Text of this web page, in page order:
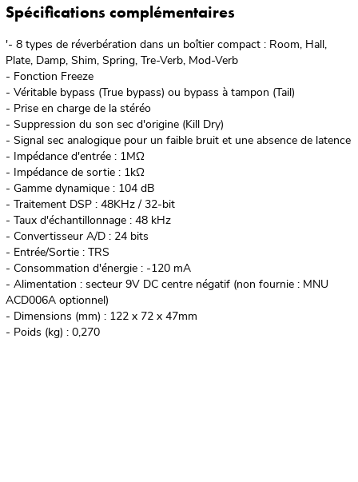
Spécifications complémentaires
'- 8 types de réverbération dans un boîtier compact : Room, Hall,
Plate, Damp, Shim, Spring, Tre-Verb, Mod-Verb
- Fonction Freeze
- Véritable bypass (True bypass) ou bypass à tampon (Tail)
- Prise en charge de la stéréo
- Suppression du son sec d'origine (Kill Dry)
- Signal sec analogique pour un faible bruit et une absence de latence
- Impédance d'entrée : 1MΩ
- Impédance de sortie : 1kΩ
- Gamme dynamique : 104 dB
- Traitement DSP : 48KHz / 32-bit
- Taux d'échantillonnage : 48 kHz
- Convertisseur A/D : 24 bits
- Entrée/Sortie : TRS
- Consommation d'énergie : -120 mA
- Alimentation : secteur 9V DC centre négatif (non fournie : MNU
ACD006A optionnel)
- Dimensions (mm) : 122 x 72 x 47mm
- Poids (kg) : 0,270